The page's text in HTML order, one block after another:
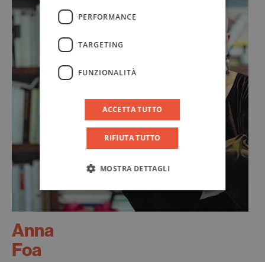
Anna
Foa
PERFORMANCE
TARGETING
FUNZIONALITÀ
ACCETTA TUTTO
RIFIUTA TUTTO
MOSTRA DETTAGLI